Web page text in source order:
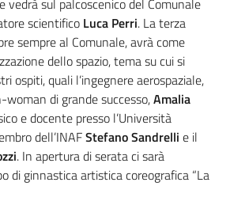
sul palcoscenico del Comunale
scientifico Luca Perri. La terza
sempre al Comunale, avrà come
dello spazio, tema su cui si
ospiti, quali l’ingegnere aerospaziale,
di grande successo,Amalia
e docente presso l’Università
dell’INAFStefano Sandrelli e il
. In apertura di serata ci sarà
di ginnastica artistica coreografica “La